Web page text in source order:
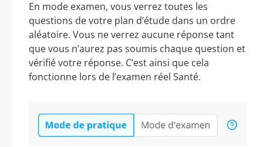
En mode examen, vous verrez toutes les
questions de votre plan d’étude dans un ordre
aléatoire. Vous ne verrez aucune réponse tant
que vous n’aurez pas soumis chaque question et
vérifié votre réponse. C’est ainsi que cela
fonctionne lors de l’examen réel Santé.